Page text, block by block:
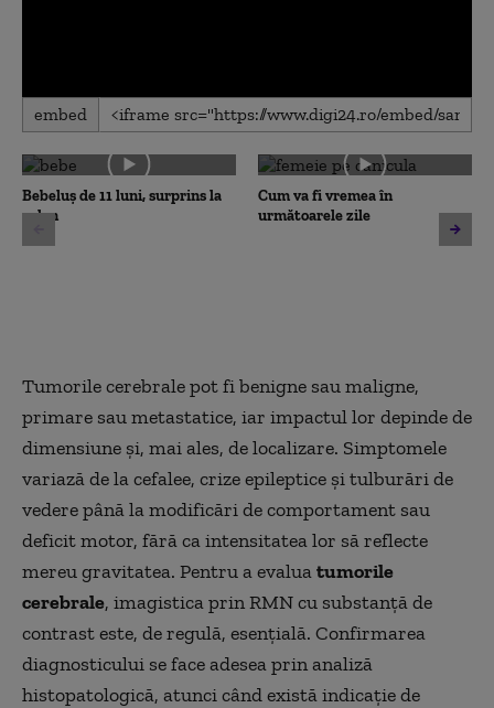
0
seconds
0
seconds
embed
Bebeluș de 11 luni, surprins la
volan
Cum va fi vremea în
următoarele zile
Tumorile cerebrale pot fi benigne sau maligne,
primare sau metastatice, iar impactul lor depinde de
dimensiune și, mai ales, de localizare. Simptomele
variază de la cefalee, crize epileptice și tulburări de
vedere până la modificări de comportament sau
deficit motor, fără ca intensitatea lor să reflecte
mereu gravitatea. Pentru a evaluatumorile
cerebrale, imagistica prin RMN cu substanță de
contrast este, de regulă, esențială. Confirmarea
diagnosticului se face adesea prin analiză
histopatologică, atunci când există indicație de